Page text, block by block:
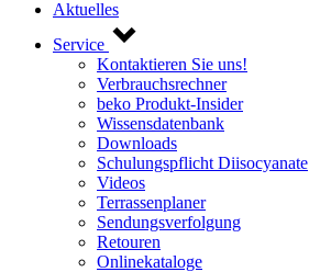
Aktuelles
Service
Kontaktieren Sie uns!
Verbrauchsrechner
beko Produkt-Insider
Wissensdatenbank
Downloads
Schulungspflicht Diisocyanate
Videos
Terrassenplaner
Sendungsverfolgung
Retouren
Onlinekataloge